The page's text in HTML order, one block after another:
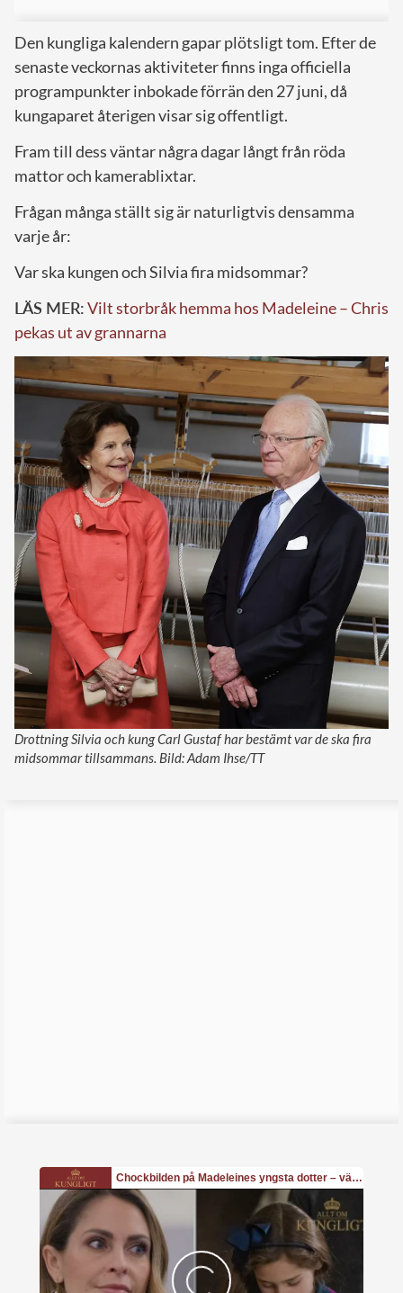
Den kungliga kalendern gapar plötsligt tom. Efter de
senaste veckornas aktiviteter finns inga officiella
programpunkter inbokade förrän den 27 juni, då
kungaparet återigen visar sig offentligt.
Fram till dess väntar några dagar långt från röda
mattor och kamerablixtar.
Frågan många ställt sig är naturligtvis densamma
varje år:
Var ska kungen och Silvia fira midsommar?
LÄS MER:Vilt storbråk hemma hos Madeleine – Chris
pekas ut av grannarna
Drottning Silvia och kung Carl Gustaf har bestämt var de ska fira
midsommar tillsammans. Bild: Adam Ihse/TT